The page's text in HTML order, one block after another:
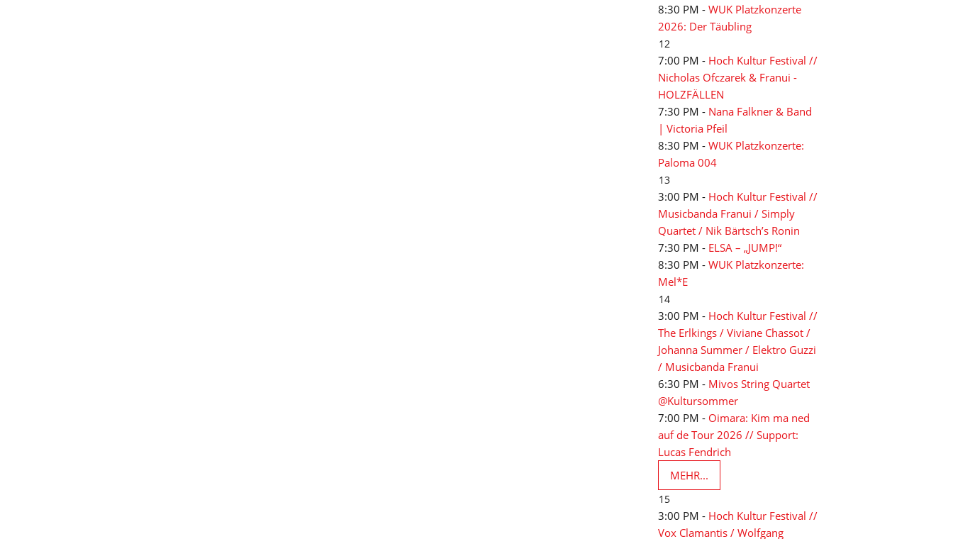
8:30 PM - WUK Platzkonzerte
2026: Der Täubling
12
7:00 PM - Hoch Kultur Festival //
Nicholas Ofczarek & Franui -
HOLZFÄLLEN
7:30 PM - Nana Falkner & Band
| Victoria Pfeil
8:30 PM - WUK Platzkonzerte:
Paloma 004
13
3:00 PM - Hoch Kultur Festival //
Musicbanda Franui / Simply
Quartet / Nik Bärtsch’s Ronin
7:30 PM - ELSA – „JUMP!“
8:30 PM - WUK Platzkonzerte:
Mel*E
14
3:00 PM - Hoch Kultur Festival //
The Erlkings / Viviane Chassot /
Johanna Summer / Elektro Guzzi
/ Musicbanda Franui
6:30 PM - Mivos String Quartet
@Kultursommer
7:00 PM - Oimara: Kim ma ned
auf de Tour 2026 // Support:
Lucas Fendrich
MEHR...
15
3:00 PM - Hoch Kultur Festival //
Vox Clamantis / Wolfgang